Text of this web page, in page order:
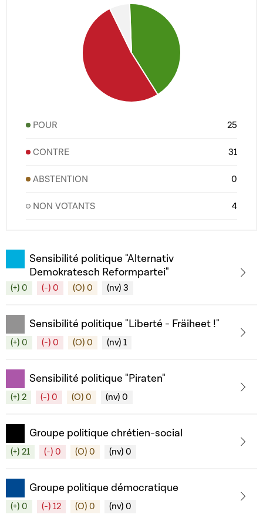
POUR 25
CONTRE 31
ABSTENTION 0
NON VOTANTS 4
Sensibilité politique "Alternativ
Demokratesch Reformpartei"
(+) 0 (-) 0 (O) 0 (nv) 3
Sensibilité politique "Liberté - Fräiheet !"
(+) 0 (-) 0 (O) 0 (nv) 1
Sensibilité politique "Piraten"
(+) 2 (-) 0 (O) 0 (nv) 0
Groupe politique chrétien-social
(+) 21 (-) 0 (O) 0 (nv) 0
Groupe politique démocratique
(+) 0 (-) 12 (O) 0 (nv) 0